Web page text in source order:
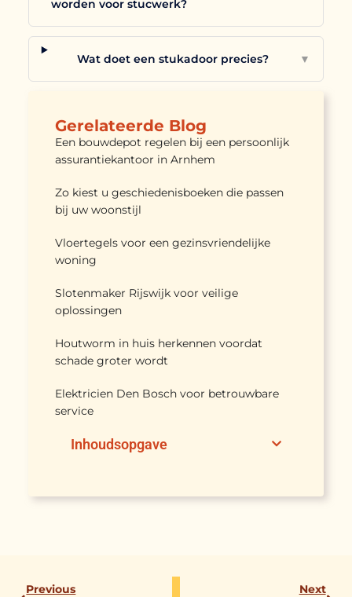
worden voor stucwerk?
Wat doet een stukadoor precies? ▼
Gerelateerde Blog
Een bouwdepot regelen bij een persoonlijk
assurantiekantoor in Arnhem
Zo kiest u geschiedenisboeken die passen
bij uw woonstijl
Vloertegels voor een gezinsvriendelijke
woning
Slotenmaker Rijswijk voor veilige
oplossingen
Houtworm in huis herkennen voordat
schade groter wordt
Elektricien Den Bosch voor betrouwbare
service
Inhoudsopgave
Previous
Next